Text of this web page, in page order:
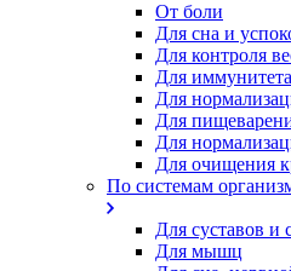
От боли
Для сна и
Для контроля
Для иммунитета
Для
Для
Для
Для очищения
По системам
Для суставов и
Для мышц